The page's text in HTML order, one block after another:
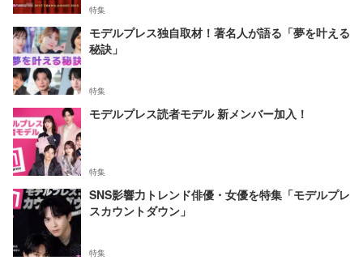
特集
モデルプレス独自取材！著名人が語る「夢を叶える
秘訣」
特集
モデルプレス読者モデル 新メンバー加入！
特集
SNS影響力トレンド俳優・女優を特集「モデルプレ
スカウントダウン」
特集